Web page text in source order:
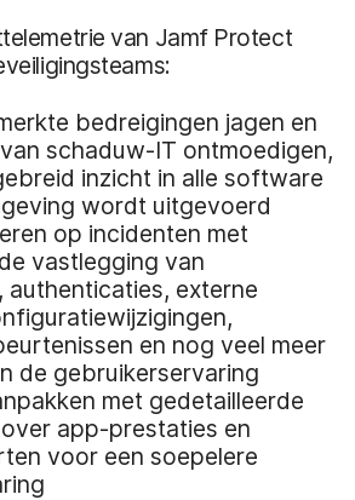
van Jamf Protect
bedreigingen jagen en
schaduw-IT ontmoedigen,
inzicht in alle software
wordt uitgevoerd
op incidenten met
vastlegging van
authenticaties, externe
en nog veel meer
de gebruikerservaring
met gedetailleerde
app-prestaties en
voor een soepelere